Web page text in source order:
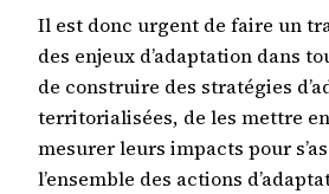
Il est donc urgent de faire un
des enjeux d’adaptation dans
de construire des stratégies
territorialisées, de les mettre
mesurer leurs impacts pour
l’ensemble des actions